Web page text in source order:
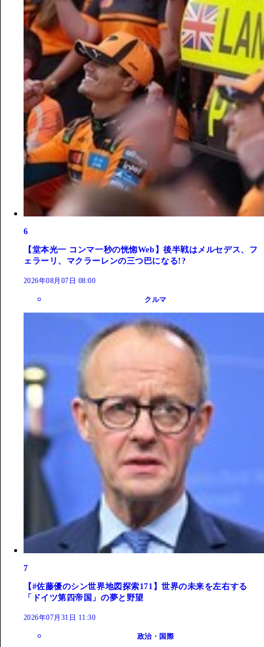
6
【堂本光一 コンマ一秒の恍惚Web】後半戦はメルセデス、フ
ェラーリ、マクラーレンの三つ巴になる!?
2026年08月07日 08:00
クルマ
7
【#佐藤優のシン世界地図探索171】世界の未来を左右する
「ドイツ第四帝国」の夢と野望
2026年07月31日 11:30
政治・国際